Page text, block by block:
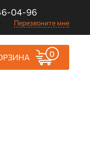
04-96
Перезвоните мне
0